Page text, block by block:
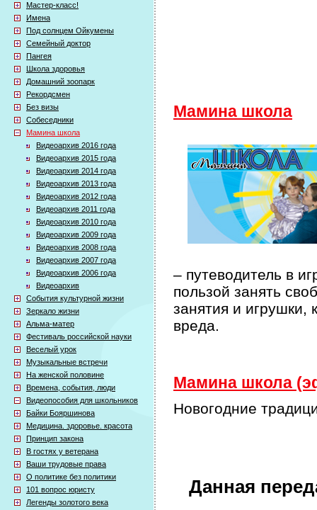
Мастер-класс!
Имена
Под солнцем Ойкумены
Семейный доктор
Пангея
Школа здоровья
Домашний зоопарк
Рекордсмен
Без визы
Собеседники
Мамина школа
Видеоархив 2016 года
Видеоархив 2015 года
Видеоархив 2014 года
Видеоархив 2013 года
Видеоархив 2012 года
Видеоархив 2011 года
Видеоархив 2010 года
Видеоархив 2009 года
Видеоархив 2008 года
Видеоархив 2007 года
Видеоархив 2006 года
Видеоархив
События культурной жизни
Зеркало жизни
Альма-матер
Фестиваль российской науки
Веселый урок
Музыкальные встречи
На женской половине
Времена, события, люди
Видеопособия для школьников
Байки Бояршинова
Медицина. здоровье. красота
Принцип закона
В гостях у ветерана
Ваши трудовые права
О политике без политики
101 вопрос юристу
Легенды золотого века
Мамина школа
– путеводитель в
пользой занять
занятия и игрушки,
вреда.
Мамина школа
Новогодние
Данная